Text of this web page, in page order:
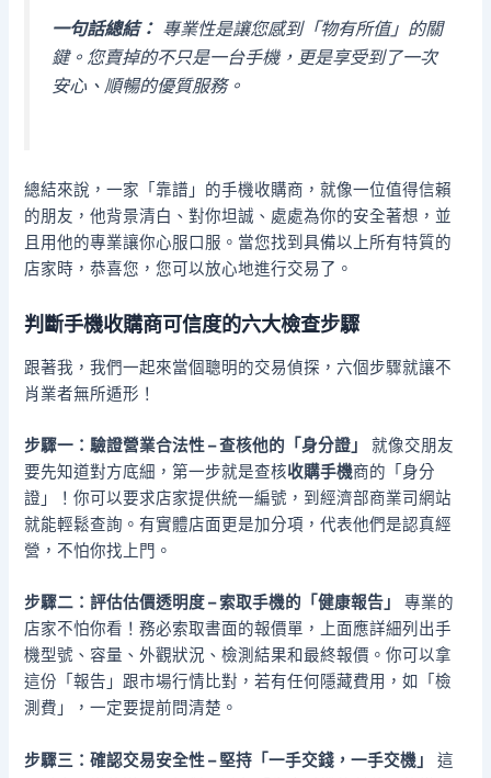
一句話總結： 專業性是讓您感到「物有所值」的關
鍵。您賣掉的不只是一台手機，更是享受到了一次
安心、順暢的優質服務。
總結來說，一家「靠譜」的手機收購商，就像一位值得信賴
的朋友，他背景清白、對你坦誠、處處為你的安全著想，並
且用他的專業讓你心服口服。當您找到具備以上所有特質的
店家時，恭喜您，您可以放心地進行交易了。
判斷手機收購商可信度的六大檢查步驟
跟著我，我們一起來當個聰明的交易偵探，六個步驟就讓不
肖業者無所遁形！
步驟一：驗證營業合法性 – 查核他的「身分證」
就像交朋友
要先知道對方底細，第一步就是查核收購手機商的「身分
證」！你可以要求店家提供統一編號，到經濟部商業司網站
就能輕鬆查詢。有實體店面更是加分項，代表他們是認真經
營，不怕你找上門。
步驟二：評估估價透明度 – 索取手機的「健康報告」
專業的
店家不怕你看！務必索取書面的報價單，上面應詳細列出手
機型號、容量、外觀狀況、檢測結果和最終報價。你可以拿
這份「報告」跟市場行情比對，若有任何隱藏費用，如「檢
測費」，一定要提前問清楚。
步驟三：確認交易安全性 – 堅持「一手交錢，一手交機」
這